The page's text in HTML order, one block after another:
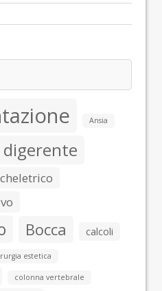
Ansia
Bocca
calcoli
estetica
colonna vertebrale